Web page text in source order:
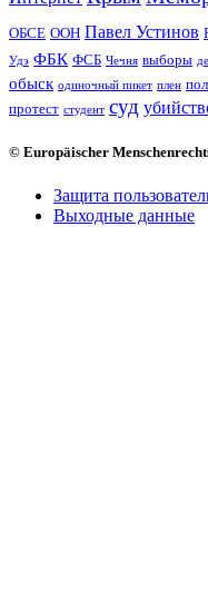
ОБСЕ ООН Павел Устинов
Удэ ФБК ФСБ Чечня выборы
обыск одиночный пикет плен
протест студент суд
© Europäischer
Защита
Выходные данные